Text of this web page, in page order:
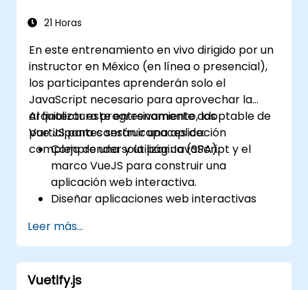
Utilizar el ecosistema de Vue para
trabajo.
21 Horas
En este entrenamiento en vivo dirigido por un
instructor en México (en línea o presencial),
los participantes aprenderán solo el
JavaScript necesario para aprovechar la
arquitectura progresivamente adoptable de
Vue JS para construir una aplicación
compleja de una sola página (SPA).
Al finalizar este entrenamiento, los
participantes serán capaces de:
Comprender y utilizar JavaScript y el
marco VueJS para construir una
aplicación web interactiva.
Diseñar aplicaciones web interactivas
eventos del usuario.
Escribir código modular y reutilizable.
Progressivamente convertir una vista en
una aplicación completa de una sola
Leer más...
Vuetify.js